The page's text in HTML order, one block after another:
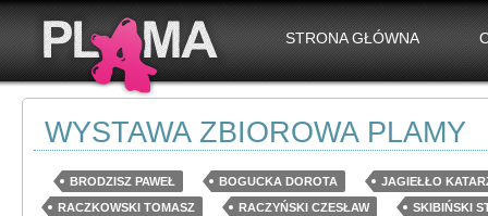
STRONA GŁÓWNA
WYSTAWA ZBIOROWA PLAMY
BRODZISZ PAWEŁ BOGUCKA DOROTA
JAGIEŁŁO
RACZKOWSKI TOMASZ
RACZYŃSKI CZESŁAW
SKIBIŃSKI